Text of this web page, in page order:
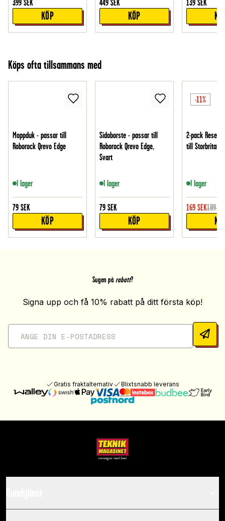
399 SEK
KÖP
449 SEK
KÖP
139 SEK
Köps ofta tillsammans med
Moppduk - passar till
Roborock Qrevo Edge
I lager
79 SEK
KÖP
Sidoborste - passar till
Roborock Qrevo Edge,
Svart
I lager
79 SEK
KÖP
-11%
2-pack
till
I lager
169 SEK189
Sugen på rabatt?
Signa upp och få 10% rabatt på ditt första köp!
Gratis fraktalternativ Blixtsnabb leverans